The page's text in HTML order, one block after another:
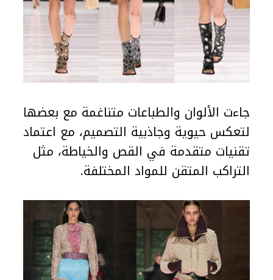
جاءت الألوان والطباعات متناغمة مع بعضها
لتعكس حيوية وجاذبية التصميم، مع اعتماد
تقنيات متقدمة في القص والخياطة، مثل
التراكب المتقن للمواد المختلفة.